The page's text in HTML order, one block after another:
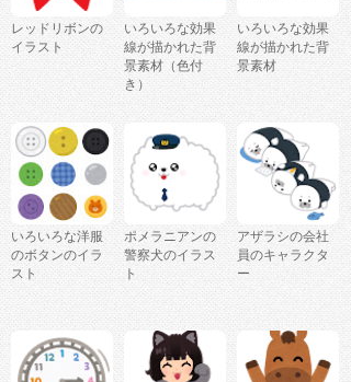
レッドリボンの
イラスト
いろいろな効果
線が描かれた背
景素材（色付
き）
いろいろな効果
線が描かれた背
景素材
いろいろな洋服
のボタンのイラ
スト
ポメラニアンの
警察犬のイラス
ト
アザラシの会社
員のキャラクタ
ー